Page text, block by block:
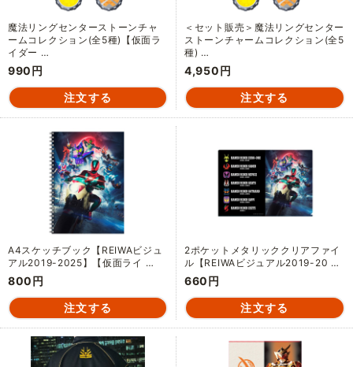
魔法リングセンターストーンチャ
ームコレクション(全5種)【仮面ラ
イダー …
990円
＜セット販売＞魔法リングセンター
ストーンチャームコレクション(全5
種) …
4,950円
A4スケッチブック【REIWAビジュ
アル2019-2025】【仮面ライ …
800円
2ポケットメタリッククリアファイ
ル【REIWAビジュアル2019-20 …
660円